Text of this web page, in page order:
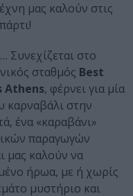
μας καλούν στις
Συνεχίζεται στο
σταθμός Best
Athens, φέρνει για μία
καρναβάλι στην
ένα «καραβάνι»
παραγωγών
μας καλούν να
ήρωα, με ή χωρίς
μυστήριο και